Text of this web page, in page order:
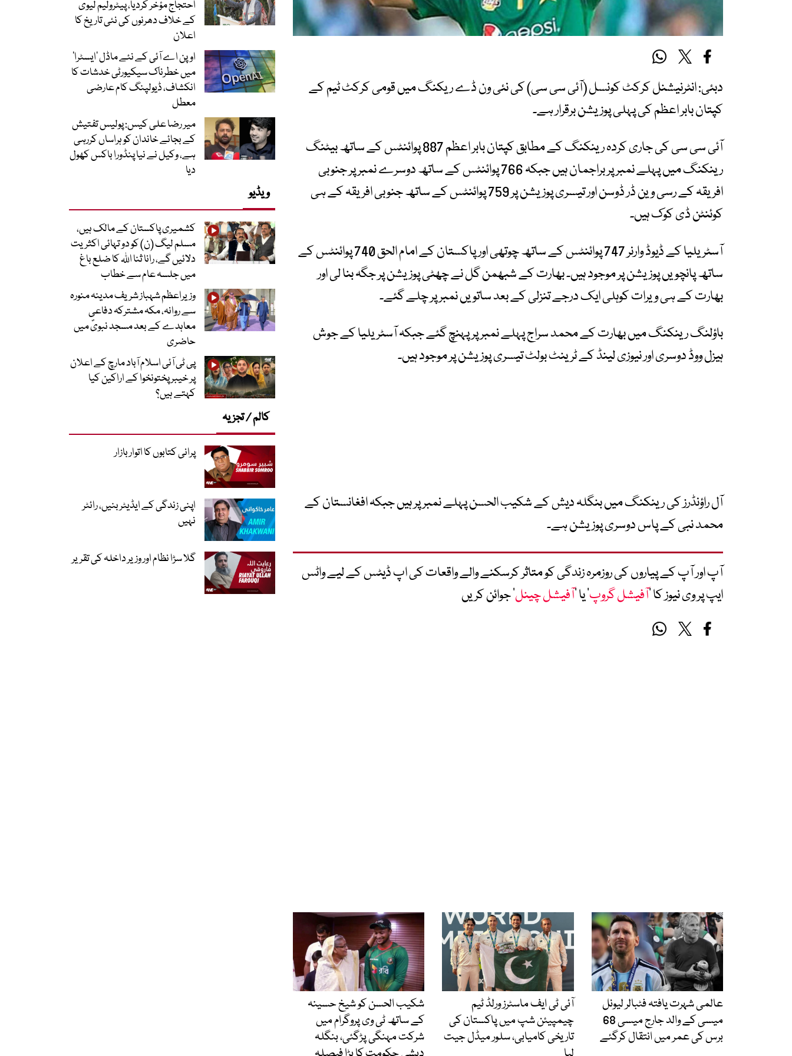
دبئی: انٹرنیشنل کرکٹ کونسل (آئی سی سی) کی نئی ون ڈے ریکنگ میں قومی کرکٹ ٹیم کے
کپتان بابر اعظم کی پہلی پوزیشن برقرار ہے۔
آئی سی سی کی جاری کردہ رینکنگ کے مطابق کپتان بابر اعظم 887 پوائنٹس کے ساتھ بیٹنگ
رینکنگ میں پہلے نمبر پر براجمان ہیں جبکہ 766 پوائنٹس کے ساتھ دوسرے نمبر پر جنوبی
افریقہ کے رسی وین ڈر ڈوسن اور تیسری پوزیشن پر 759 پوائنٹس کے ساتھ جنوبی افریقہ کے ہی
کوئنٹن ڈی کوک ہیں۔
آسٹریلیا کے ڈیوڈ وارنر 747 پوائنٹس کے ساتھ چوتھی اور پاکستان کے امام الحق 740 پوائنٹس کے
ساتھ پانچویں پوزیشن پر موجود ہیں۔ بھارت کے شبھمن گل نے چھٹی پوزیشن پر جگہ بنا لی اور
بھارت کے ہی ویرات کوہلی ایک درجے تنزلی کے بعد ساتویں نمبر پر چلے گئے۔
باؤلنگ رینکنگ میں بھارت کے محمد سراج پہلے نمبر پر پہنچ گئے جبکہ آسٹریلیا کے جوش
ہیزل ووڈ دوسری اور نیوزی لینڈ کے ٹرینٹ بولٹ تیسری پوزیشن پر موجود ہیں۔
آل راؤنڈرز کی رینکنگ میں بنگلہ دیش کے شکیب الحسن پہلے نمبر پر ہیں جبکہ افغانستان کے
محمد نبی کے پاس دوسری پوزیشن ہے۔
آپ اور آپ کے پیاروں کی روزمرہ زندگی کو متاثر کرسکنے والے واقعات کی اپ ڈیٹس کے لیے واٹس
ایپ پر وی نیوز کا ’آفیشل گروپ‘ یا ’آفیشل چینل‘ جوائن کریں
عالمی شہرت یافتہ فٹبالر لیونل
میسی کے والد جارج میسی 68
برس کی عمر میں انتقال کرگئے
آئی ٹی ایف ماسٹرز ورلڈ ٹیم
چیمپیئن شپ میں پاکستان کی
تاریخی کامیابی، سلور میڈل جیت
شکیب الحسن کو شیخ حسینہ
کے ساتھ ٹی وی پروگرام میں
شرکت مہنگی پڑگئی، بنگلہ
احتجاج مؤخر کردیا، پیٹرولیم لیوی
کے خلاف دھرنوں کی نئی تاریخ کا
اعلان
اوپن اے آئی کے نئے ماڈل ’ایسٹرا‘
میں خطرناک سیکیورٹی خدشات کا
انکشاف، ڈیولپنگ کام عارضی
معطل
میر رضا علی کیس: پولیس تفتیش
کے بجائے خاندان کو ہراساں کررہی
ہے، وکیل نے نیا پنڈورا باکس کھول
دیا
ویڈیو
کشمیری پاکستان کے مالک ہیں،
مسلم لیگ (ن) کو دو تہائی اکثریت
دلائیں گے، رانا ثنا اللہ کا ضلع باغ
میں جلسہ عام سے خطاب
وزیراعظم شہباز شریف مدینہ منورہ
سے روانہ، مکہ مشترکہ دفاعی
معاہدے کے بعد مسجد نبویؐ میں
حاضری
پی ٹی آئی اسلام آباد مارچ کے اعلان
پر خیبر پختونخوا کے اراکین کیا
کہتے ہیں؟
کالم / تجزیہ
پرانی کتابوں کا اتوار بازار
اپنی زندگی کے ایڈیٹر بنیں، رائٹر
نہیں
گلا سڑا نظام اور وزیر داخلہ کی تقریر